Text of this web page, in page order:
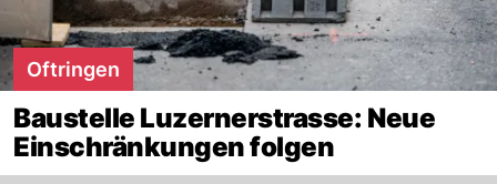
Oftringen
Baustelle Luzernerstrasse: Neue
Einschränkungen folgen